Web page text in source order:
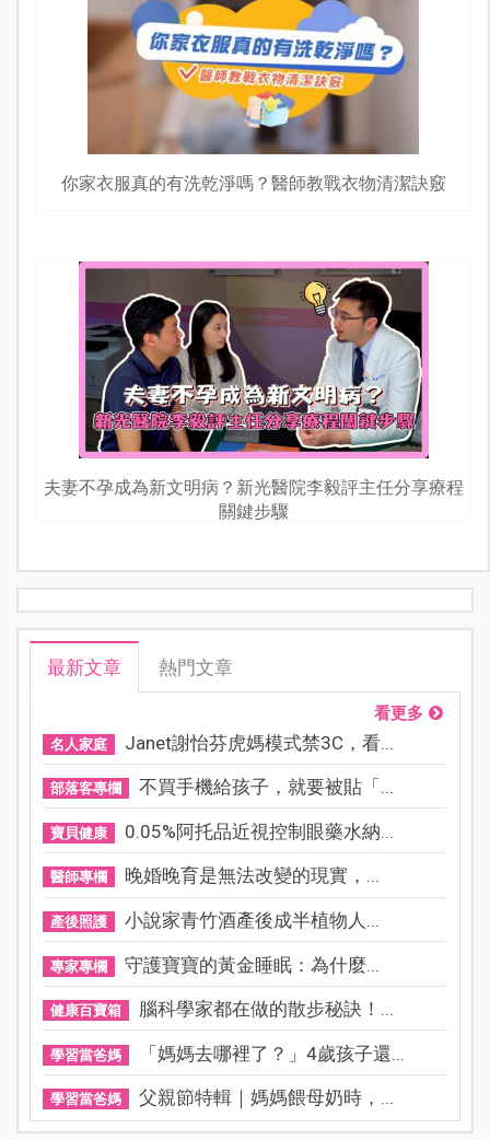
你家衣服真的有洗乾淨嗎？醫師教戰衣物清潔訣竅
夫妻不孕成為新文明病？新光醫院李毅評主任分享療程
關鍵步驟
最新文章 熱門文章
看更多
名人家庭 Janet謝怡芬虎媽模式禁3C，看...
部落客專欄 不買手機給孩子，就要被貼「...
寶貝健康 0.05%阿托品近視控制眼藥水納...
醫師專欄 晚婚晚育是無法改變的現實，...
產後照護 小說家青竹酒產後成半植物人...
專家專欄 守護寶寶的黃金睡眠：為什麼...
健康百寶箱 腦科學家都在做的散步秘訣！...
學習當爸媽 「媽媽去哪裡了？」4歲孩子還...
學習當爸媽 父親節特輯｜媽媽餵母奶時，...